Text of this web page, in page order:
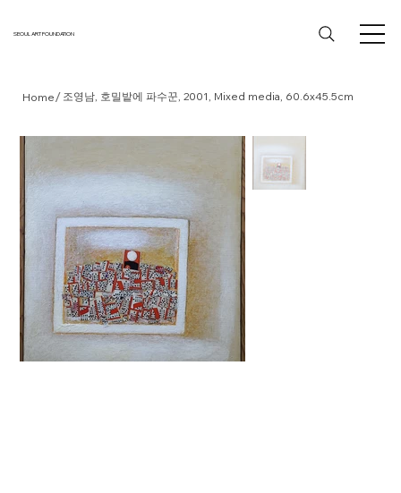
SEOUL ART FOUNDATION
Home/ 조영남, 호밀밭에 파수꾼, 2001, Mixed media, 60.6x45.5cm